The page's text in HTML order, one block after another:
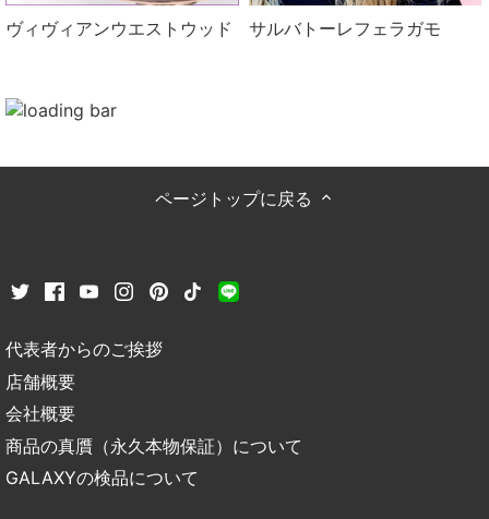
ヴィヴィアンウエストウッド サルバトーレフェラガモ
ページトップに戻る
代表者からのご挨拶
店舗概要
会社概要
商品の真贋（永久本物保証）について
GALAXYの検品について